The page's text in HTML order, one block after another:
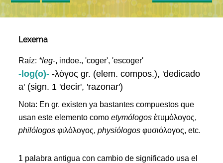
Lexema
Raíz: *leg-, indoe., 'coger', 'escoger'
-log(o)--λόγος gr. (elem. compos.), 'dedicado
a' (sign. 1 'decir', 'razonar')
Nota: En gr. existen ya bastantes compuestos que
usan este elemento comoetymólogos ἐτυμόλογος,
philólogos φιλόλογος,physiólogos φυσιόλογος, etc.
1 palabra antigua con cambio de significado usa el